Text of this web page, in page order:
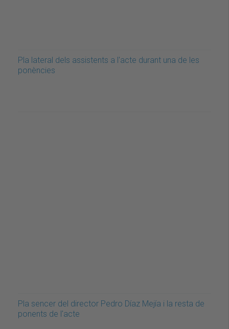
Pla lateral dels assistents a l'acte durant una de les
ponències
Pla sencer del director Pedro Díaz Mejía i la resta de
ponents de l'acte